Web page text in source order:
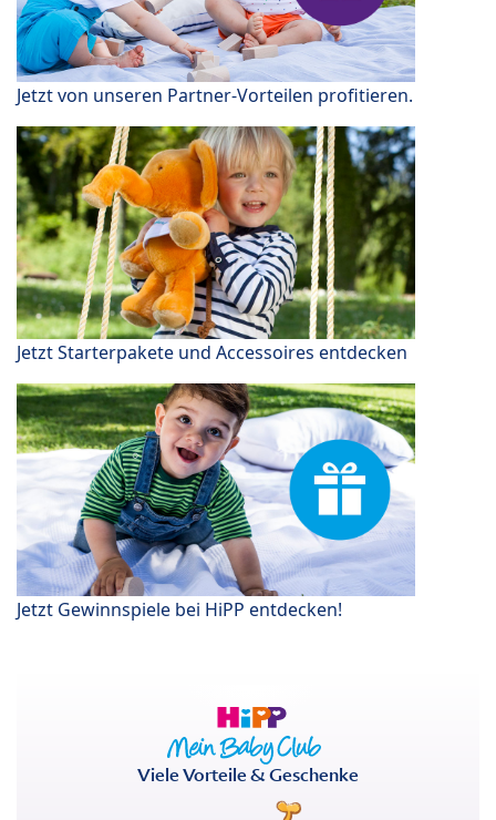
Jetzt von unseren Partner-Vorteilen profitieren.
Jetzt Starterpakete und Accessoires entdecken
Jetzt Gewinnspiele bei HiPP entdecken!
Viele Vorteile & Geschenke